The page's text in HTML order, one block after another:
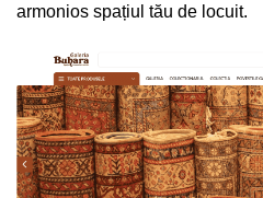
armonios spațiul tău de locuit.